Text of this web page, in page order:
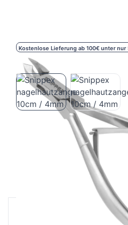
Kostenlose Lieferung ab 100€ unter nur
Snippex